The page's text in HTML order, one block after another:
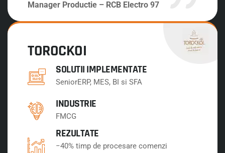
Manager Productie – RCB Electro 97
TOROCKOI
SOLUTII IMPLEMENTATE
SeniorERP, MES, BI si SFA
INDUSTRIE
FMCG
REZULTATE
−40% timp de procesare comenzi